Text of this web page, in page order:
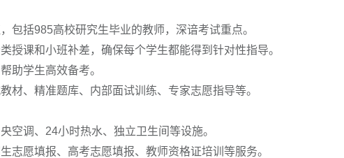
括985高校研究生毕业的教师，深谙考试重点。
课和小班补差，确保每个学生都能得到针对性指导。
学生高效备考。
、精准题库、内部面试训练、专家志愿指导等。
调、24小时热水、独立卫生间等设施。
愿填报、高考志愿填报、教师资格证培训等服务。